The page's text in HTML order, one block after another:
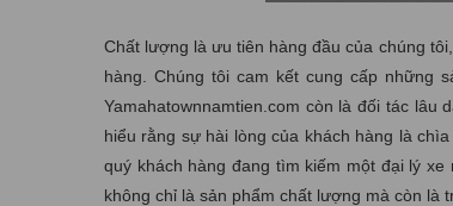
Chất lượng là ưu tiên hàng đầu của chúng
hàng. Chúng tôi cam kết cung cấp những
Yamahatownnamtien.com còn là đối tác lâu
hiểu rằng sự hài lòng của khách hàng là
quý khách hàng đang tìm kiếm một đại lý
không chỉ là sản phẩm chất lượng mà còn là